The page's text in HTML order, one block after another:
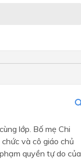
lớp. Bố mẹ Chi
và cô giáo chủ
quyền tự do của